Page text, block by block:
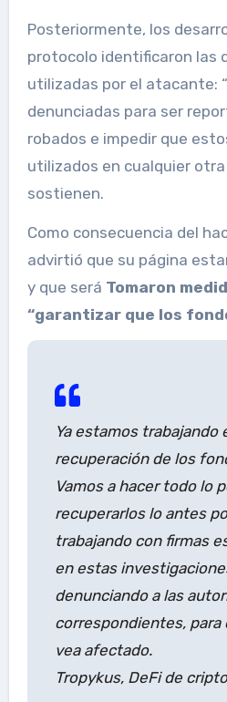
Posteriormente, los
protocolo identificaron las
utilizadas por el atacante:
denunciadas para ser
robados e impedir que
utilizados en cualquier
sostienen.
Como consecuencia del
advirtió que su página
y que será Tomaron
“garantizar que los
Ya estamos trabajando
recuperación de los
Vamos a hacer todo lo
recuperarlos lo antes
trabajando con firmas
en estas
denunciando a las
correspondientes, para
vea afectado.
Tropykus, DeFi de